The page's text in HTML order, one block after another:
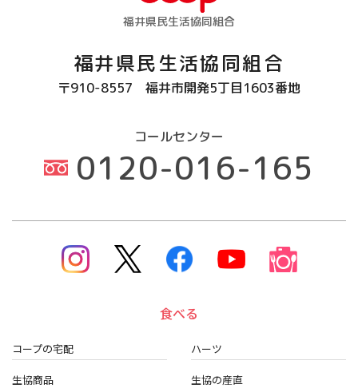
福井県民生活協同組合
福井県民生活協同組合
〒910-8557 福井市開発5丁目1603番地
コールセンター
0120-016-165
食べる
コープの宅配 ハーツ
生協商品 生協の産直